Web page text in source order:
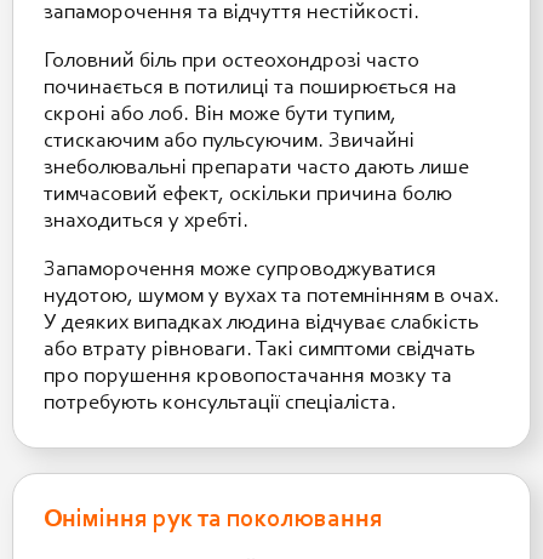
запаморочення та відчуття нестійкості.
Головний біль при остеохондрозі часто
починається в потилиці та поширюється на
скроні або лоб. Він може бути тупим,
стискаючим або пульсуючим. Звичайні
знеболювальні препарати часто дають лише
тимчасовий ефект, оскільки причина болю
знаходиться у хребті.
Запаморочення може супроводжуватися
нудотою, шумом у вухах та потемнінням в очах.
У деяких випадках людина відчуває слабкість
або втрату рівноваги. Такі симптоми свідчать
про порушення кровопостачання мозку та
потребують консультації спеціаліста.
Оніміння рук та поколювання